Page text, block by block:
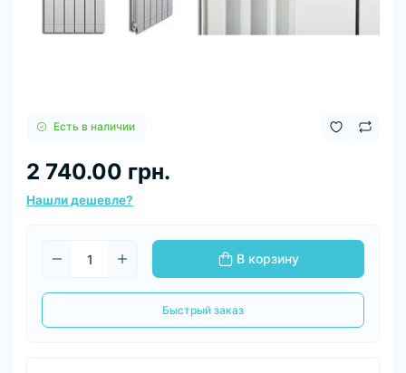
Есть в наличии
2 740.00 грн.
Нашли дешевле?
В корзину
Быстрый заказ